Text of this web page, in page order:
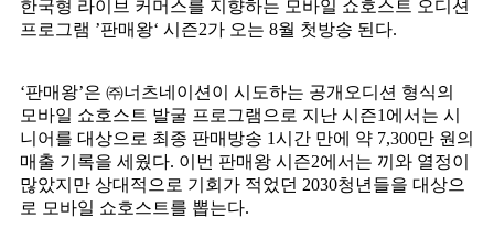
한국형 라이브 커머스를 지향하는 모바일 쇼호스트 오디션
프로그램 ’판매왕‘ 시즌2가 오는 8월 첫방송 된다.
‘판매왕’은 ㈜너츠네이션이 시도하는 공개오디션 형식의
모바일 쇼호스트 발굴 프로그램으로 지난 시즌1에서는 시
니어를 대상으로 최종 판매방송 1시간 만에 약 7,300만 원의
매출 기록을 세웠다. 이번 판매왕 시즌2에서는 끼와 열정이
많았지만 상대적으로 기회가 적었던 2030청년들을 대상으
로 모바일 쇼호스트를 뽑는다.